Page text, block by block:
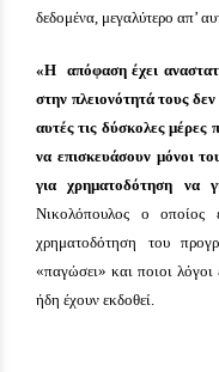
δεδομένα, μεγαλύτερο απ’
«Η απόφαση έχει
στην πλειονότητά τους
αυτές τις δύσκολες μέρες
να επισκευάσουν μόνοι
για χρηματοδότηση να
Νικολόπουλος ο οποίος
χρηματοδότηση του
«παγώσει» και ποιοι
ήδη έχουν εκδοθεί.